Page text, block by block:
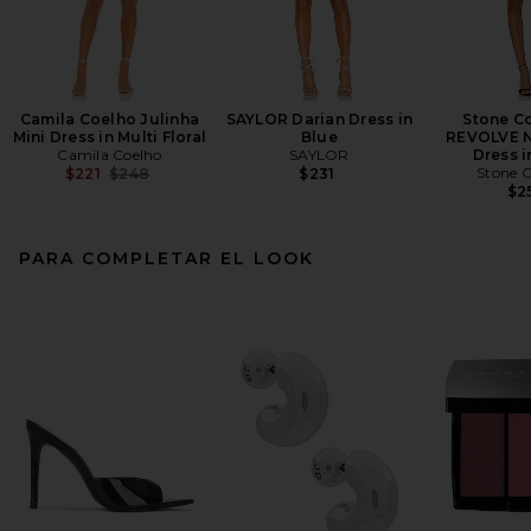
Camila Coelho Julinha
Mini Dress in Multi Floral
Camila Coelho
$221 Previous price:
$248
SAYLOR Darian Dress in
Blue
SAYLOR
$231
Stone
REVOLVE
Dress
Stone
PARA COMPLETAR EL LOOK